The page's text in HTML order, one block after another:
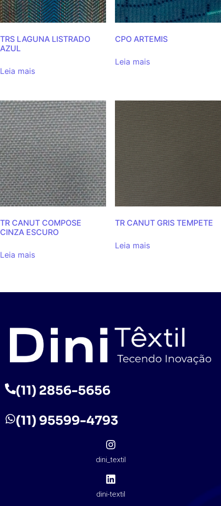
TRS LAGUNA LISTRADO
AZUL
Leia mais
CPO ARTEMIS
Leia mais
TR CANUT COMPOSE
CINZA ESCURO
Leia mais
TR CANUT GRIS TEMPETE
Leia mais
(11) 2856-5656
(11) 95599-4793
dini_textil
dini-textil